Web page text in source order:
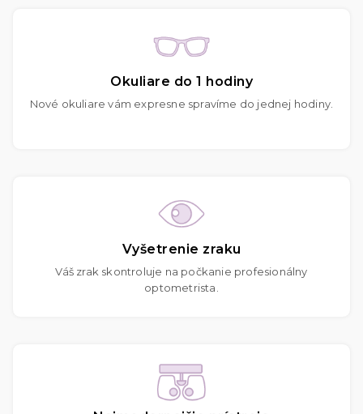
Okuliare do 1 hodiny
Nové okuliare vám expresne spravíme do jednej hodiny.
Vyšetrenie zraku
Váš zrak skontroluje na počkanie profesionálny
optometrista.